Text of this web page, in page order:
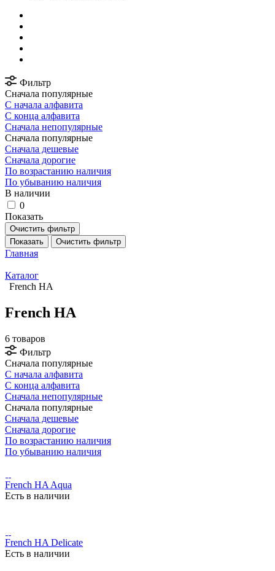
Фильтр
Сначала популярные
С начала алфавита
С конца алфавита
Сначала непопулярные
Сначала популярные
Сначала дешевые
Сначала дорогие
По возрастанию наличия
По убыванию наличия
В наличии
0
Показать
Очистить фильтр
Показать
Очистить фильтр
Главная
Каталог
French HA
French HA
6 товаров
Фильтр
Сначала популярные
С начала алфавита
С конца алфавита
Сначала непопулярные
Сначала популярные
Сначала дешевые
Сначала дорогие
По возрастанию наличия
По убыванию наличия
French HA Aqua
Есть в наличии
French HA Delicate
Есть в наличии